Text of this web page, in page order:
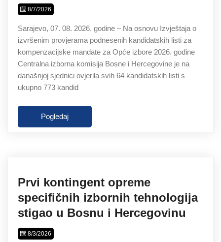
8/7/2026
Sarajevo, 07. 08. 2026. godine – Na osnovu Izvještaja o
izvršenim provjerama podnesenih kandidatskih listi za
kompenzacijske mandate za Opće izbore 2026. godine
Centralna izborna komisija Bosne i Hercegovine je na
današnjoj sjednici ovjerila svih 64 kandidatskih listi s
ukupno 773 kandid
Pogledaj
Prvi kontingent opreme
specifičnih izbornih tehnologija
stigao u Bosnu i Hercegovinu
8/3/2026